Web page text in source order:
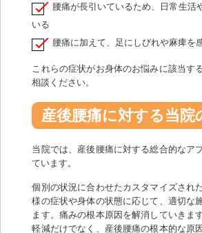
腰痛が長引いているため、日常生活
いる
腰痛に加えて、足にしびれや麻痺を
これらの症状がお身体のお悩みに該当す
相談ください。
産後腰痛に対する当院
当院では、産後腰痛に対する総合的なア
ています。
個別の状況に合わせたカスタマイズされ
様の症状や身体の状態に応じて、適切な
ます。痛みの根本原因を解消していきま
軽減だけでなく、産後腰痛の根本的な原